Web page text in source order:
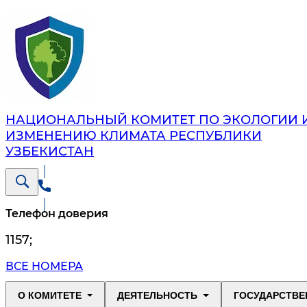
НАЦИОНАЛЬНЫЙ КОМИТЕТ ПО ЭКОЛОГИИ
ИЗМЕНЕНИЮ КЛИМАТА РЕСПУБЛИКИ
УЗБЕКИСТАН
Телефон доверия
1157;
ВСЕ НОМЕРА
О КОМИТЕТЕ ДЕЯТЕЛЬНОСТЬ